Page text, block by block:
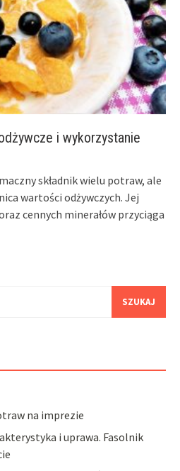
i wykorzystanie
składnik wielu potraw, ale
wartości odżywczych. Jej
cennych minerałów przyciąga
na imprezie
i uprawa. Fasolnik